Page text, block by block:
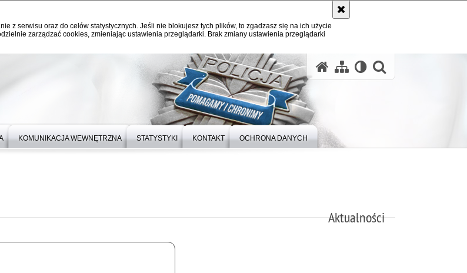
z serwisu oraz do celów statystycznych. Jeśli nie blokujesz tych plików, to zgadzasz się na ich użycie
zarządzać cookies, zmieniając ustawienia przeglądarki. Brak zmiany ustawienia przeglądarki
KOMUNIKACJA WEWNĘTRZNA STATYSTYKI KONTAKT OCHRONA DANYCH
Aktualności